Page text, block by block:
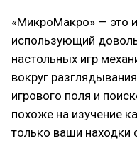
«МикроМакро» — это
использующий
настольных игр
вокруг
игрового поля и
похоже на изучение
только ваши